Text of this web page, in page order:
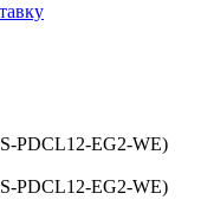
PDCL12-EG2-WE)
PDCL12-EG2-WE)